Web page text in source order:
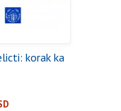
korak ka